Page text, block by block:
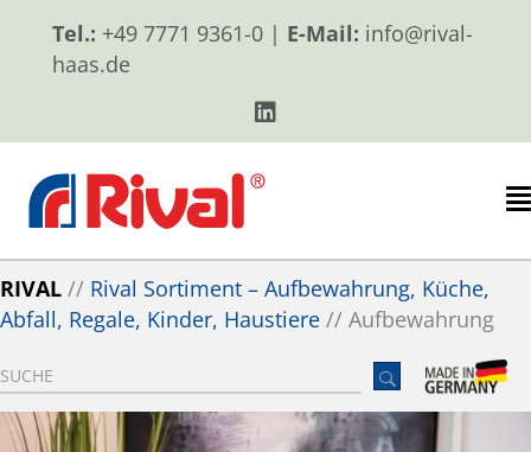
Tel.: +49 7771 9361-0 | E-Mail: info@rival-
haas.de
RIVAL // Rival Sortiment – Aufbewahrung, Küche,
Abfall, Regale, Kinder, Haustiere // Aufbewahrung